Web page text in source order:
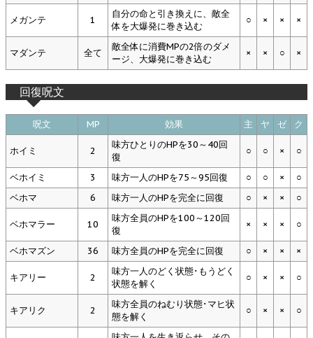
メガンテ 1
自分の命と引き換えに、敵全
体を大爆発に巻き込む
○ × × ×
マダンテ 全て
敵全体に消費MPの2倍のダメ
ージ、大爆発に巻き込む
× × ○ ×
回復呪文
呪文 MP 効果 主 ヤ ゼ ク
ホイミ 2
味方ひとりのHPを30～40回
復
○ ○ × ○
ベホイミ 3 味方一人のHPを75～95回復 ○ ○ ×
○
ベホマ
6 味方一人のHPを完全に回復 ○ × × ○
ベホマラー 10
味方全員のHPを100～120回
復
× × × ○
ベホマズン 36 味方全員のHPを完全に回復 ○ × × ×
キアリー 2
味方一人のどく状態･もうどく
状態を解く
○ × × ○
キアリク 2
味方全員のねむり状態･マヒ状
態を解く
○ × × ○